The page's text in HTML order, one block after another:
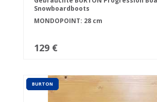
Snowboardboots
MONDOPOINT: 28 cm
129 €
BURTON